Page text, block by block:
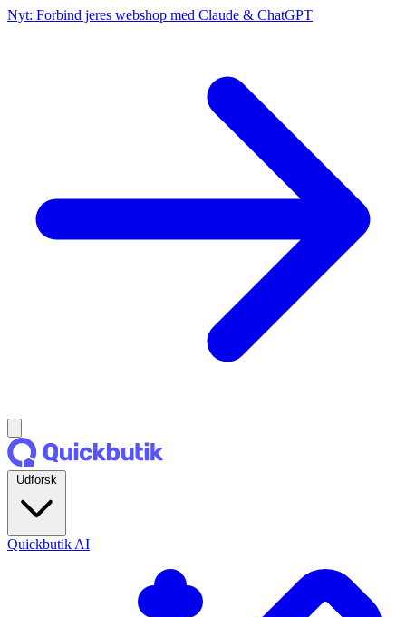
Nyt: Forbind jeres webshop med Claude & ChatGPT
Quickbutik AI